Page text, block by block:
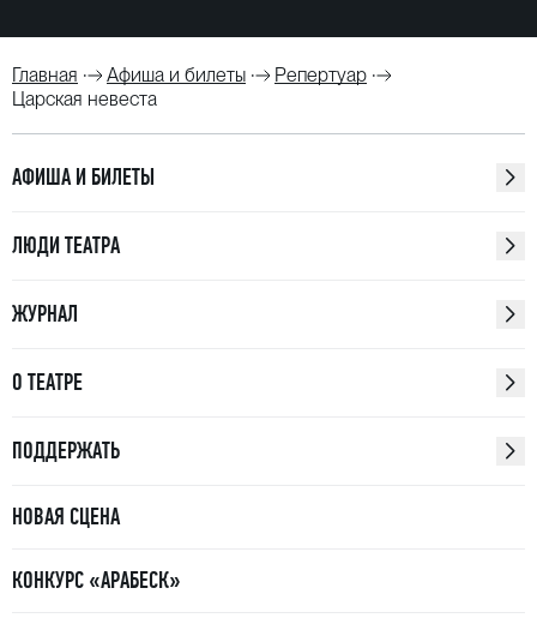
Главная Афиша и билеты
Репертуар
Царская невеста
АФИША И БИЛЕТЫ
ЛЮДИ ТЕАТРА
ЖУРНАЛ
О ТЕАТРЕ
ПОДДЕРЖАТЬ
НОВАЯ СЦЕНА
КОНКУРС «АРАБЕСК»